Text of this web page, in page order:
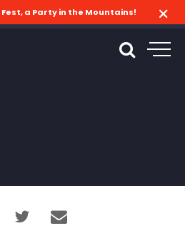
Fest, a Party in the Mountains!